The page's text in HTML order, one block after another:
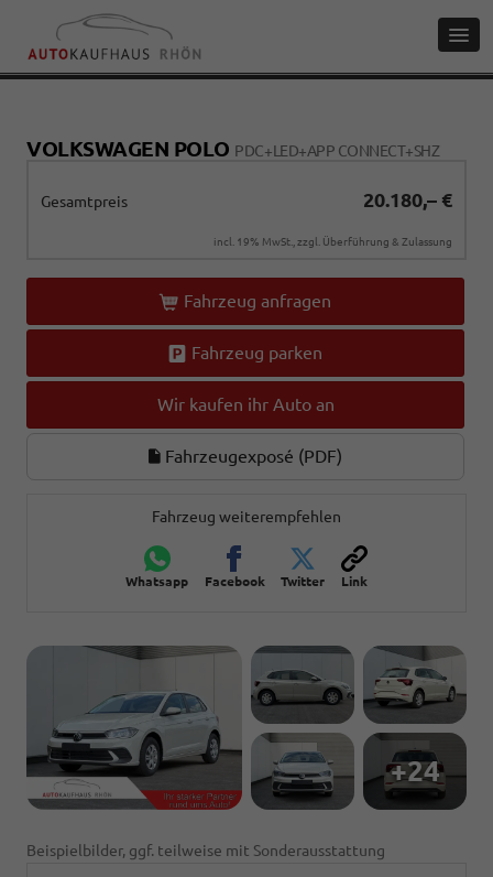
VOLKSWAGEN POLO PDC+LED+APP CONNECT+SHZ
Gesamtpreis 20.180,– €
incl. 19% MwSt., zzgl. Überführung & Zulassung
Fahrzeug anfragen
Fahrzeug parken
Wir kaufen ihr Auto an
Fahrzeugexposé (PDF)
Fahrzeug weiterempfehlen
Whatsapp Facebook Twitter Link
+24
Beispielbilder, ggf. teilweise mit Sonderausstattung